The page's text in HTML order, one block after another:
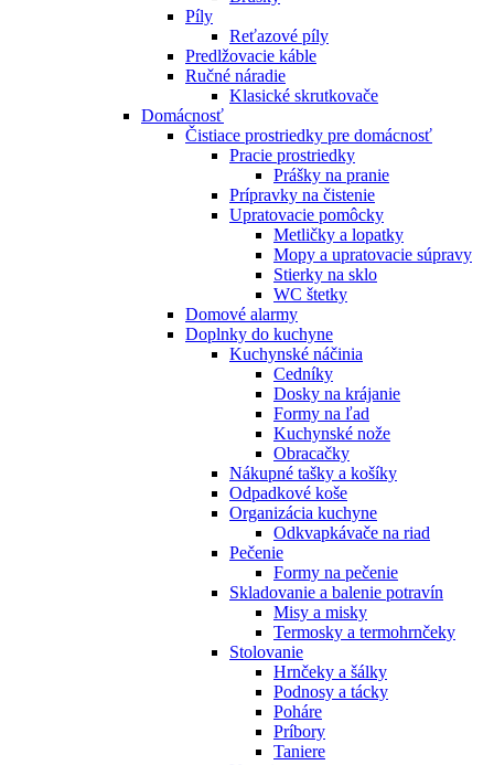
Píly
Reťazové píly
Predlžovacie káble
Ručné náradie
Klasické skrutkovače
Domácnosť
Čistiace prostriedky pre domácnosť
Pracie prostriedky
Prášky na pranie
Prípravky na čistenie
Upratovacie pomôcky
Metličky a lopatky
Mopy a upratovacie súpravy
Stierky na sklo
WC štetky
Domové alarmy
Doplnky do kuchyne
Kuchynské náčinia
Cedníky
Dosky na krájanie
Formy na ľad
Kuchynské nože
Obracačky
Nákupné tašky a košíky
Odpadkové koše
Organizácia kuchyne
Odkvapkávače na riad
Pečenie
Formy na pečenie
Skladovanie a balenie potravín
Misy a misky
Termosky a termohrnčeky
Stolovanie
Hrnčeky a šálky
Podnosy a tácky
Poháre
Príbory
Taniere